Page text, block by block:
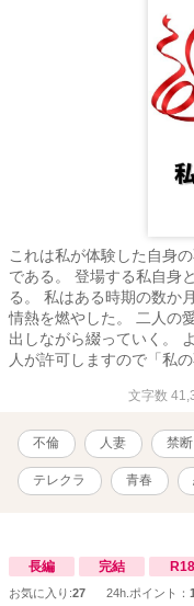
これは私が体験した自身
である。 登場する私自身
る。 私はある時期の数か
情熱を燃やした。 二人の
出しながら綴っていく。
人が許可しますので「私
文字数
不倫 人妻 禁断
テレクラ 青春
長編 完結 R18
お気に入り:27 24h.ポイント：